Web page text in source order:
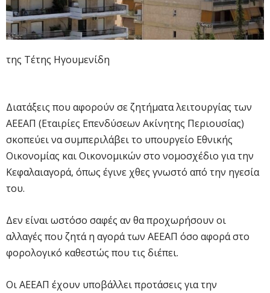
της Τέτης Ηγουμενίδη
Διατάξεις που αφορούν σε ζητήματα λειτουργίας των
ΑΕΕΑΠ (Εταιρίες Επενδύσεων Ακίνητης Περιουσίας)
σκοπεύει να συμπεριλάβει το υπουργείο Εθνικής
Οικονομίας και Οικονομικών στο νομοσχέδιο για την
Κεφαλαιαγορά, όπως έγινε χθες γνωστό από την ηγεσία
του.
Δεν είναι ωστόσο σαφές αν θα προχωρήσουν οι
αλλαγές που ζητά η αγορά των ΑΕΕΑΠ όσο αφορά στο
φορολογικό καθεστώς που τις διέπει.
Οι ΑΕΕΑΠ έχουν υποβάλλει προτάσεις για την